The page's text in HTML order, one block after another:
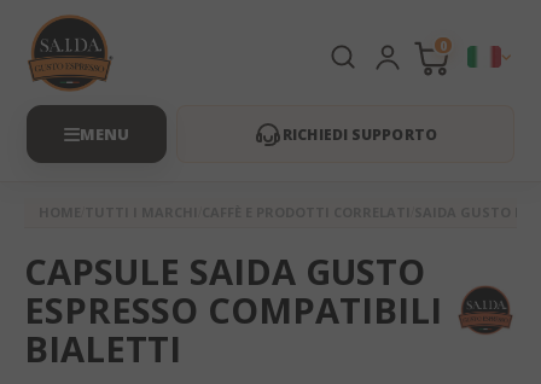
0
RICHIEDI SUPPORTO
CAPSULE SAIDA GUSTO
ESPRESSO COMPATIBILI
BIALETTI